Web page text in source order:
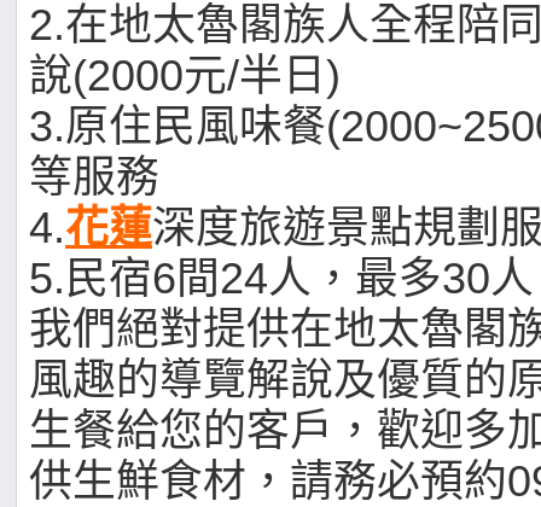
2.在地太魯閣族人全程陪
說(2000元/半日)
3.原住民風味餐
等服務
4.花蓮深度旅遊景點規劃
5.民宿6間24人，最多30人
我們絕對提供在地太魯閣
風趣的導覽解說及優質的
生餐給您的客戶，歡迎多
供生鮮食材，請務必預約